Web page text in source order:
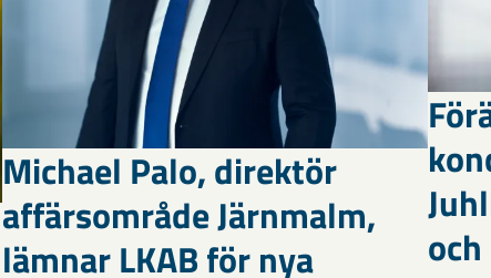
Michael Palo, direktör
affärsområde Järnmalm,
lämnar LKAB för nya
och